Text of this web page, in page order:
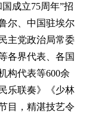
成立75周年”招
尔、中国驻埃尔
主党政治局常委
各界代表、各国
构代表等600余
乐联奏》《少林
目，精湛技艺令